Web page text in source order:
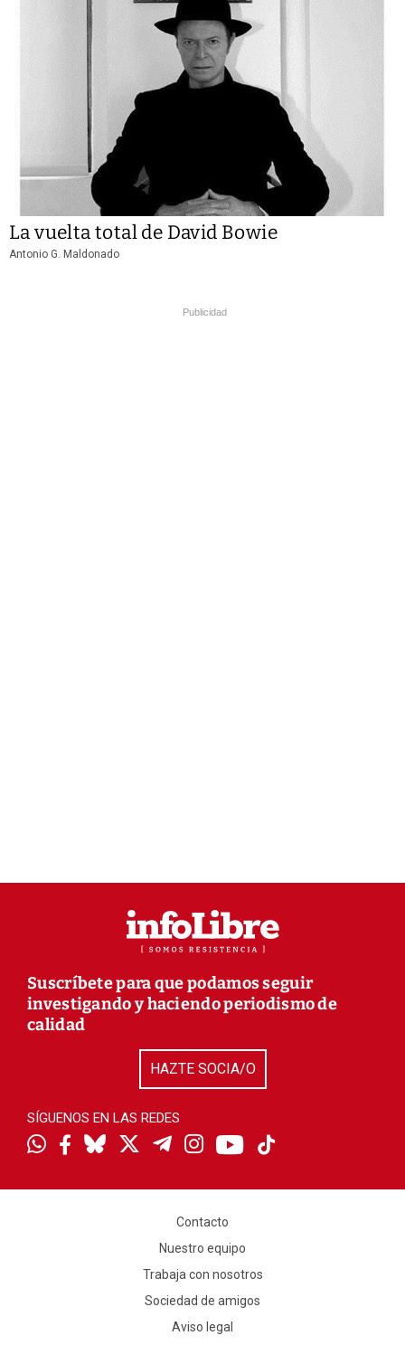
La vuelta total de David Bowie
Antonio G. Maldonado
Publicidad
Suscríbete para que podamos seguir
investigando y haciendo periodismo de
calidad
HAZTE SOCIA/O
SÍGUENOS EN LAS REDES
Contacto
Nuestro equipo
Trabaja con nosotros
Sociedad de amigos
Aviso legal